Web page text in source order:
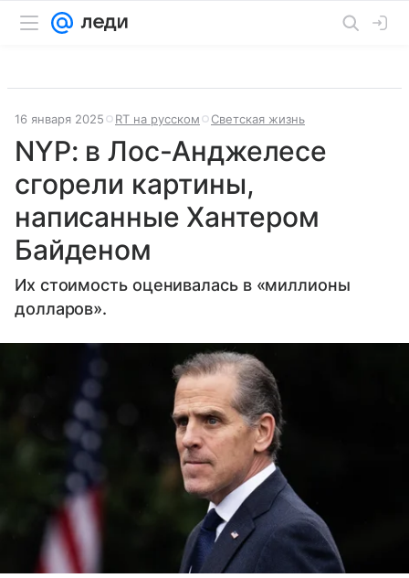
16 января 2025 RT на русском Светская жизнь
NYP: в Лос-Анджелесе
сгорели картины,
написанные Хантером
Байденом
Их стоимость оценивалась в «миллионы
долларов».